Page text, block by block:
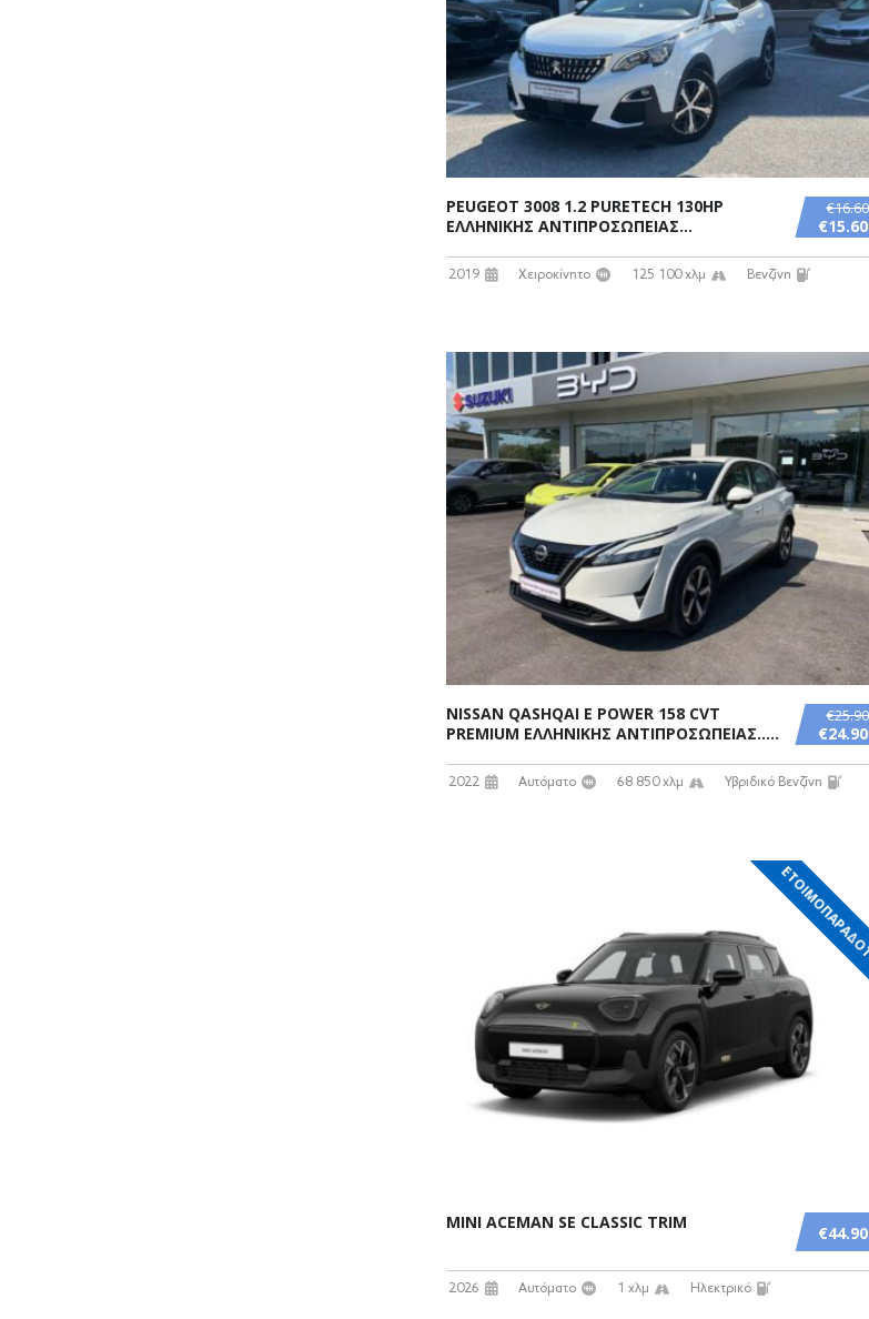
PEUGEOT 3008 1.2 PURETECH 130HP
ΕΛΛΗΝΙΚΗΣ ΑΝΤΙΠΡΟΣΩΠΕΙΑΣ...
2019 Χειροκίνητο 125 100 χλμ Βενζίνη
NISSAN QASHQAI E POWER 158 CVT
PREMIUM ΕΛΛΗΝΙΚΗΣ ΑΝΤΙΠΡΟΣΩΠΕΙΑΣ.....
2022 Αυτόματο 68 850 χλμ Υβριδικό Βενζίνη
MINI ACEMAN SE CLASSIC TRIM
2026 Αυτόματο 1 χλμ Ηλεκτρικό